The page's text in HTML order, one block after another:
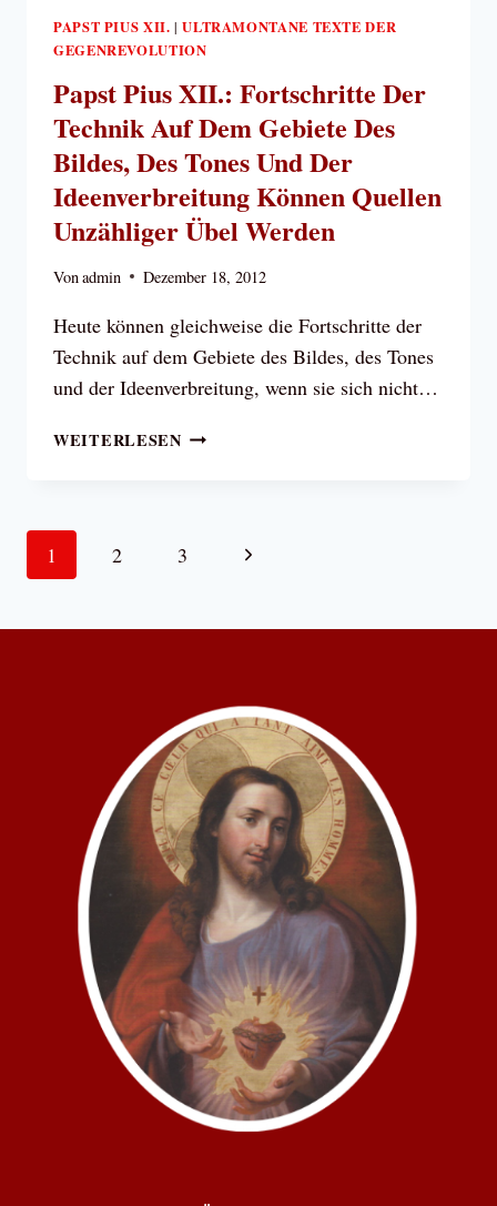
DAS
GROSSE G
PAPST PIUS XII. |ULTRAMONTANE TEXTE DER
GEGENREVOLUTION
Papst Pius XII.: Fortschritte Der
Technik Auf Dem Gebiete Des
Bildes, Des Tones Und Der
Ideenverbreitung Können Quellen
Unzähliger Übel Werden
Vonadmin Dezember 18, 2012
Heute können gleichweise die Fortschritte der
Technik auf dem Gebiete des Bildes, des Tones
und der Ideenverbreitung, wenn sie sich nicht…
WEITERLESENPAPST
TECHNIK
DES
TONES
UND
DER
IDEENVERBREITUNG
KÖNNEN
QUELLEN
UNZÄHLIGER
ÜBEL
WERDEN
Seitennavigation
1 2 3
Nächste